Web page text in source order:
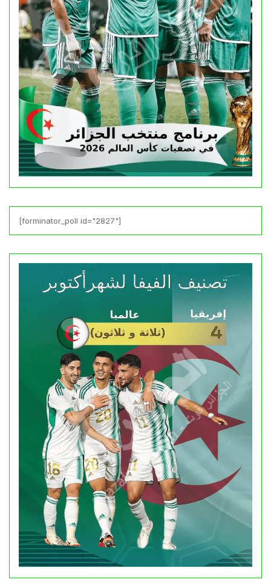
[forminator_poll id="2827"]